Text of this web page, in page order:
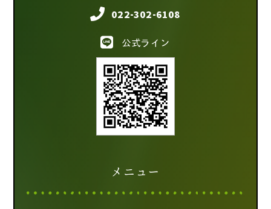
022-302-6108
公式ライン
メニュー